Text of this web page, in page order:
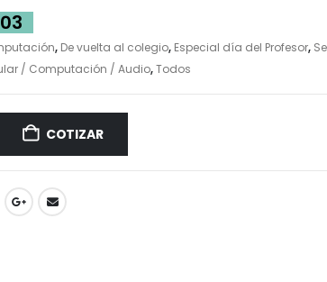
, De vuelta al colegio, Especial día del Profesor,
/ Computación / Audio,Todos
COTIZAR